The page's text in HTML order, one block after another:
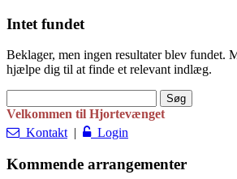
Intet fundet
Beklager, men ingen resultater blev fundet.
hjælpe dig til at finde et relevant indlæg.
efter:
Velkommen til Hjortevænget
Kontakt | Login
Kommende arrangementer